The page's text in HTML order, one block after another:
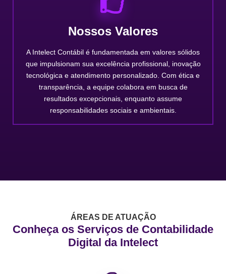
Nossos Valores
A Intelect Contábil é fundamentada em valores sólidos
que impulsionam sua excelência profissional, inovação
tecnológica e atendimento personalizado. Com ética e
transparência, a equipe colabora em busca de
resultados excepcionais, enquanto assume
responsabilidades sociais e ambientais.
ÁREAS DE ATUAÇÃO
Conheça os Serviços de Contabilidade
Digital da Intelect